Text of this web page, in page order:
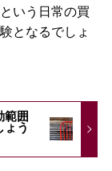
いう日常の買
となるでしょ
範囲
ょう